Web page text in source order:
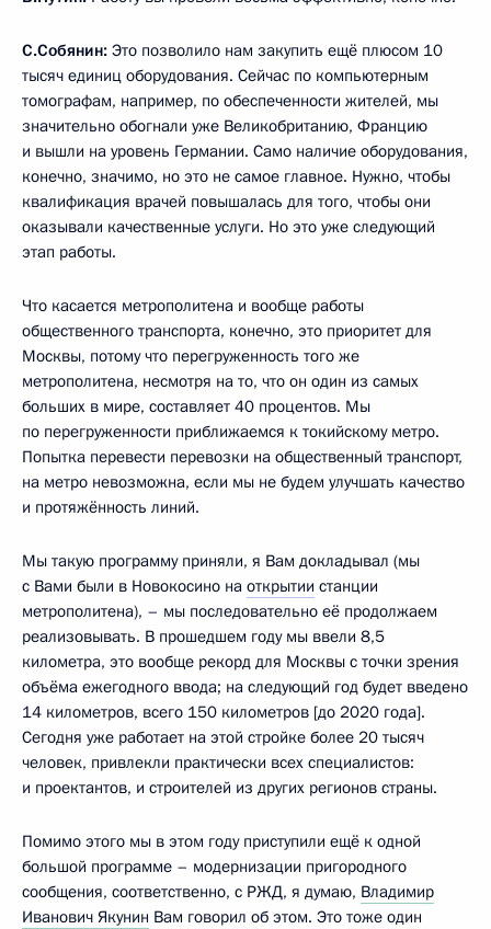
С.Собянин: Это позволило нам закупить ещё плюсом 10
тысяч единиц оборудования. Сейчас по компьютерным
томографам, например, по обеспеченности жителей, мы
значительно обогнали уже Великобританию, Францию
и вышли на уровень Германии. Само наличие оборудования,
конечно, значимо, но это не самое главное. Нужно, чтобы
квалификация врачей повышалась для того, чтобы они
оказывали качественные услуги. Но это уже следующий
этап работы.
Что касается метрополитена и вообще работы
общественного транспорта, конечно, это приоритет для
Москвы, потому что перегруженность того же
метрополитена, несмотря на то, что он один из самых
больших в мире, составляет 40 процентов. Мы
по перегруженности приближаемся к токийскому метро.
Попытка перевести перевозки на общественный транспорт,
на метро невозможна, если мы не будем улучшать качество
и протяжённость линий.
Мы такую программу приняли, я Вам докладывал (мы
с Вами были в Новокосино на открытии станции
метрополитена), – мы последовательно её продолжаем
реализовывать. В прошедшем году мы ввели 8,5
километра, это вообще рекорд для Москвы с точки зрения
объёма ежегодного ввода; на следующий год будет введено
14 километров, всего 150 километров [до 2020 года].
Сегодня уже работает на этой стройке более 20 тысяч
человек, привлекли практически всех специалистов:
и проектантов, и строителей из других регионов страны.
Помимо этого мы в этом году приступили ещё к одной
большой программе – модернизации пригородного
сообщения, соответственно, с РЖД, я думаю, Владимир
Иванович Якунин Вам говорил об этом. Это тоже один